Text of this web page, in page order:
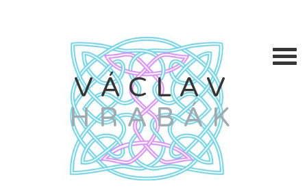
VÁCLAV
HRABÁK